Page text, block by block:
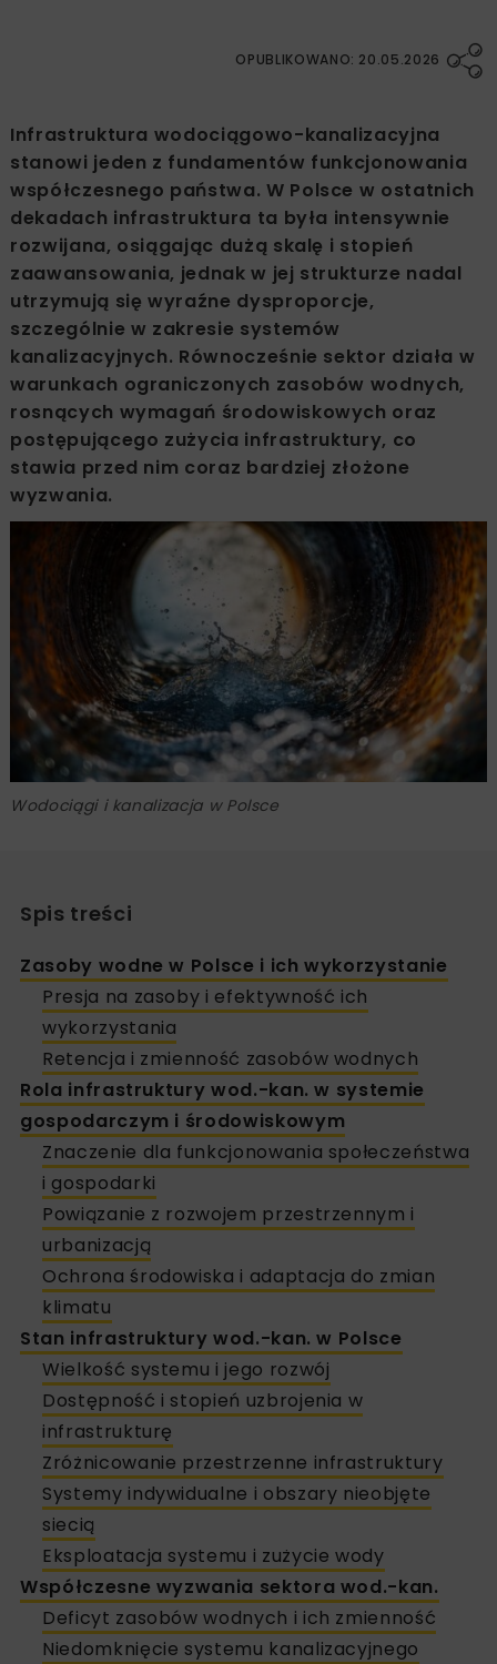
OPUBLIKOWANO: 20.05.2026
Infrastruktura wodociągowo-kanalizacyjna
stanowi jeden z fundamentów funkcjonowania
współczesnego państwa. W Polsce w ostatnich
dekadach infrastruktura ta była intensywnie
rozwijana, osiągając dużą skalę i stopień
zaawansowania, jednak w jej strukturze nadal
utrzymują się wyraźne dysproporcje,
szczególnie w zakresie systemów
kanalizacyjnych. Równocześnie sektor działa w
warunkach ograniczonych zasobów wodnych,
rosnących wymagań środowiskowych oraz
postępującego zużycia infrastruktury, co
stawia przed nim coraz bardziej złożone
wyzwania.
Wodociągi i kanalizacja w Polsce
Spis treści
Zasoby wodne w Polsce i ich wykorzystanie
Presja na zasoby i efektywność ich
wykorzystania
Retencja i zmienność zasobów wodnych
Rola infrastruktury wod.-kan. w systemie
gospodarczym i środowiskowym
Znaczenie dla funkcjonowania społeczeństwa
i gospodarki
Powiązanie z rozwojem przestrzennym i
urbanizacją
Ochrona środowiska i adaptacja do zmian
klimatu
Stan infrastruktury wod.-kan. w Polsce
Wielkość systemu i jego rozwój
Dostępność i stopień uzbrojenia w
infrastrukturę
Zróżnicowanie przestrzenne infrastruktury
Systemy indywidualne i obszary nieobjęte
siecią
Eksploatacja systemu i zużycie wody
Współczesne wyzwania sektora wod.-kan.
Deficyt zasobów wodnych i ich zmienność
Niedomknięcie systemu kanalizacyjnego